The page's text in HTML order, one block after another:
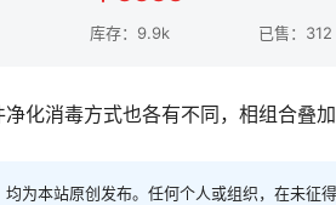
库存：9.9k 已售：312
消毒方式也各有不同，相组合叠加
为本站原创发布。任何个人或组织，在未征